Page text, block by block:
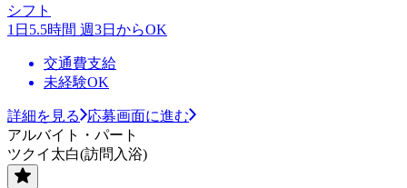
シフト
1日5.5時間 週3日からOK
交通費支給
未経験OK
詳細を見る
応募画面に進む
アルバイト・パート
ツクイ太白(訪問入浴)